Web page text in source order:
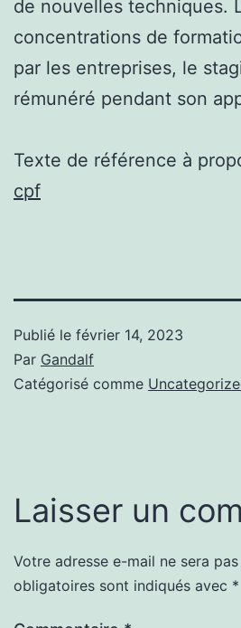
de nouvelles techniques.
concentrations de
par les entreprises, le
rémunéré pendant son
Texte de référence à
cpf
Publié le février 14, 2023
Par Gandalf
Catégorisé comme
Laisser un
Votre adresse e-mail ne sera
obligatoires sont indiqués avec *